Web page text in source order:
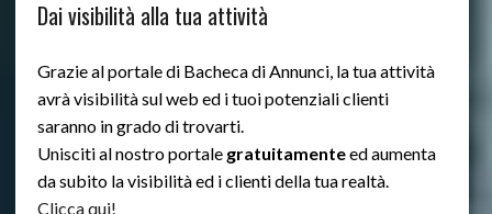
Dai visibilità alla tua attività
Grazie al portale di Bacheca di Annunci, la tua attività
avrà visibilità sul web ed i tuoi potenziali clienti
saranno in grado di trovarti.
Unisciti al nostro portale gratuitamenteed aumenta
da subito la visibilità ed i clienti della tua realtà.
Clicca qui!